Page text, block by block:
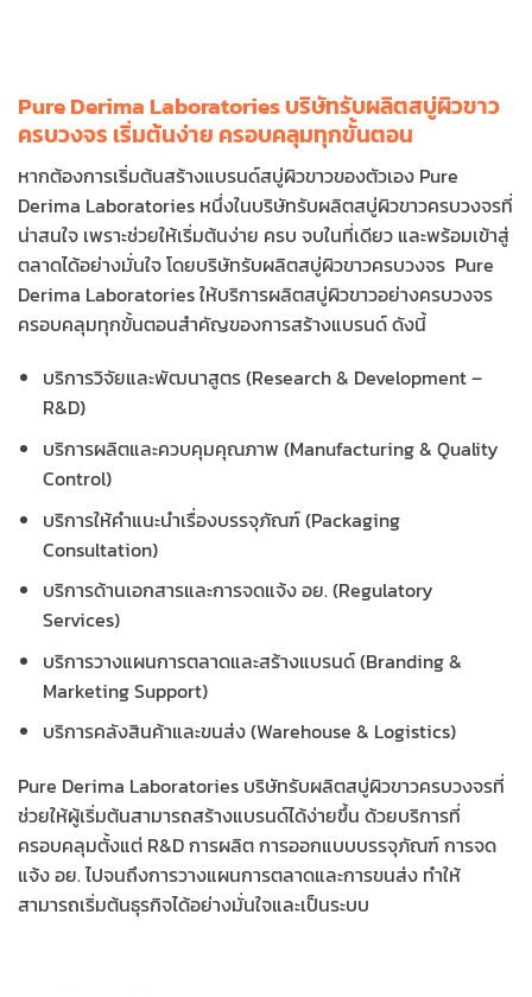
Pure Derima Laboratories บริษัทรับผลิตสบู่ผิวขาว
ครบวงจร เริ่มต้นง่าย ครอบคลุมทุกขั้นตอน
หากต้องการเริ่มต้นสร้างแบรนด์สบู่ผิวขาวของตัวเอง Pure
Derima Laboratories หนึ่งในบริษัทรับผลิตสบู่ผิวขาวครบวงจรที่
น่าสนใจ เพราะช่วยให้เริ่มต้นง่าย ครบ จบในที่เดียว และพร้อมเข้าสู่
ตลาดได้อย่างมั่นใจ โดยบริษัทรับผลิตสบู่ผิวขาวครบวงจร Pure
Derima Laboratories ให้บริการผลิตสบู่ผิวขาวอย่างครบวงจร
ครอบคลุมทุกขั้นตอนสำคัญของการสร้างแบรนด์ ดังนี้
บริการวิจัยและพัฒนาสูตร (Research & Development –
R&D)
บริการผลิตและควบคุมคุณภาพ (Manufacturing & Quality
Control)
บริการให้คำแนะนำเรื่องบรรจุภัณฑ์ (Packaging
Consultation)
บริการด้านเอกสารและการจดแจ้ง อย. (Regulatory
Services)
บริการวางแผนการตลาดและสร้างแบรนด์ (Branding &
Marketing Support)
บริการคลังสินค้าและขนส่ง (Warehouse & Logistics)
Pure Derima Laboratories บริษัทรับผลิตสบู่ผิวขาวครบวงจรที่
ช่วยให้ผู้เริ่มต้นสามารถสร้างแบรนด์ได้ง่ายขึ้น ด้วยบริการที่
ครอบคลุมตั้งแต่ R&D การผลิต การออกแบบบรรจุภัณฑ์ การจด
แจ้ง อย. ไปจนถึงการวางแผนการตลาดและการขนส่ง ทำให้
สามารถเริ่มต้นธุรกิจได้อย่างมั่นใจและเป็นระบบ